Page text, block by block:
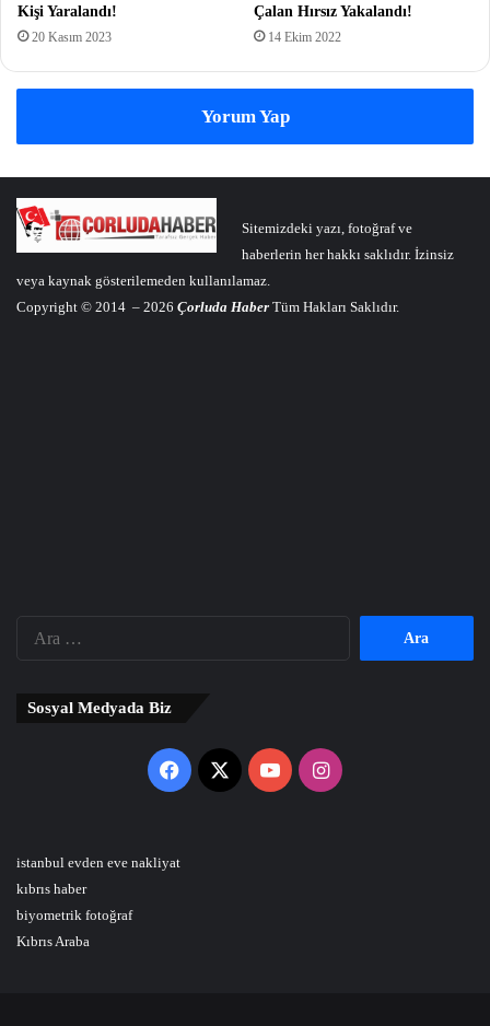
Kişi Yaralandı!
20 Kasım 2023
Çalan Hırsız Yakalandı!
14 Ekim 2022
Yorum Yap
Sitemizdeki yazı, fotoğraf ve
haberlerin her hakkı saklıdır. İzinsiz
veya kaynak gösterilemeden kullanılamaz.
Copyright © 2014 – 2026 Çorluda Haber Tüm Hakları Saklıdır.
Sosyal Medyada Biz
Facebook
X YouTubeInstagram
istanbul evden eve nakliyat
kıbrıs haber
biyometrik fotoğraf
Kıbrıs Araba